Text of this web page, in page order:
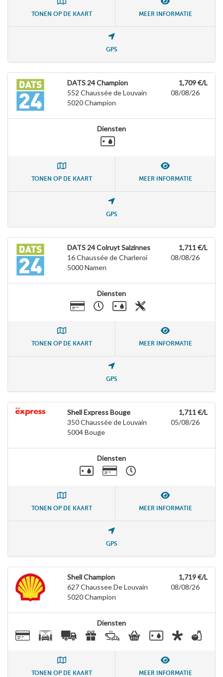
TONEN OP DE KAART MEER INFORMATIE
GPS
DATS 24 Champion
552 Chaussée de Louvain
5020Champion
1,709 €/L
08/08/26
Diensten
TONEN OP DE KAART MEER INFORMATIE
GPS
DATS 24 Colruyt Salzinnes
16 Chaussée de Charleroi
5000Namen
1,711 €/L
08/08/26
Diensten
TONEN OP DE KAART MEER INFORMATIE
GPS
Shell Express Bouge
350 Chaussée de Louvain
5004Bouge
1,711 €/L
05/08/26
Diensten
TONEN OP DE KAART MEER INFORMATIE
GPS
Shell Champion
627 Chaussee De Louvain
5020Champion
1,719 €/L
08/08/26
Diensten
TONEN OP DE KAART MEER INFORMATIE